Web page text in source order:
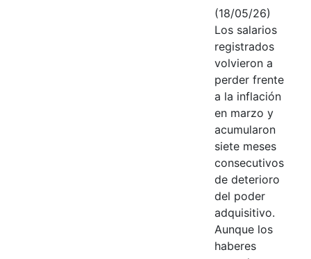
(18/05/26)
Los salarios
registrados
volvieron a
perder frente
a la inflación
en marzo y
acumularon
siete meses
consecutivos
de deterioro
del poder
adquisitivo.
Aunque los
haberes